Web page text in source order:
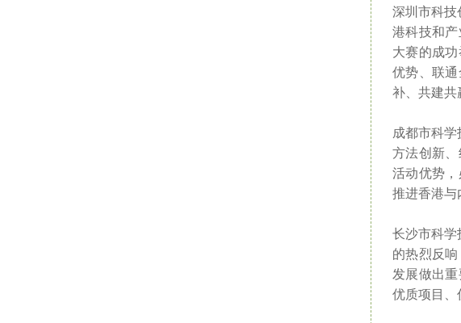
深圳市科
港科技和
大赛的成
优势、联
补、共建共
成都市科
方法创新
活动优势
推进香港与
长沙市科
的热烈反
发展做出
优质项目、